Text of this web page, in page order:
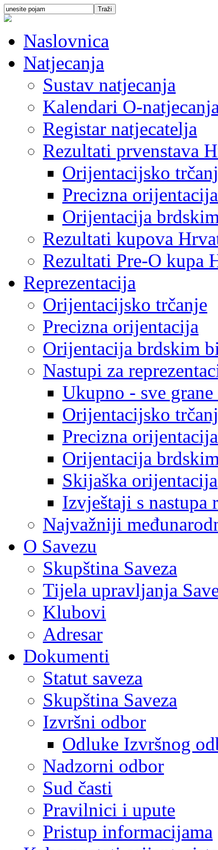
Naslovnica
Natjecanja
Sustav natjecanja
Kalendari O-
Registar natjecatelja
Rezultati prvenstava
Orijentacijsko
Precizna orijentacija
Orijentacija
Rezultati kupova
Rezultati Pre-O kupa
Reprezentacija
Orijentacijsko trčanje
Precizna orijentacija
Orijentacija brdskim
Nastupi za
Ukupno - sve
Orijentacijsko
Precizna orijentacija
Orijentacija
Skijaška orijentacija
Izvještaji s nastupa
Najvažniji
O Savezu
Skupština Saveza
Tijela upravljanja
Klubovi
Adresar
Dokumenti
Statut saveza
Skupština Saveza
Izvršni odbor
Odluke Izvršnog
Nadzorni odbor
Sud časti
Pravilnici i upute
Pristup informacijama